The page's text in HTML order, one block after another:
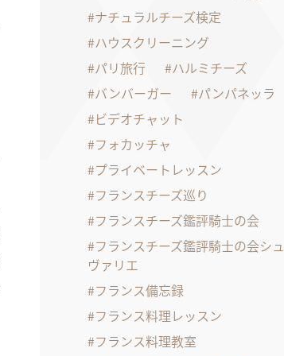
ナチュラルチーズ検定
ハウスクリーニング
パリ旅行
ハルミチーズ
バンバーガー
パンパネッラ
ビデオチャット
フォカッチャ
プライベートレッスン
フランスチーズ巡り
フランスチーズ鑑評騎士の会
フランスチーズ鑑評騎士の会シュ
ヴァリエ
フランス備忘録
フランス料理レッスン
フランス料理教室